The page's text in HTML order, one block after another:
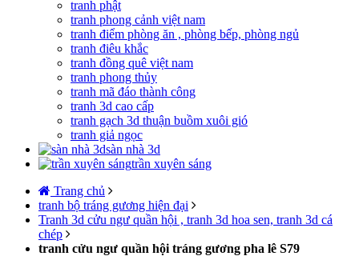
tranh phật
tranh phong cảnh việt nam
tranh điểm phòng ăn , phòng bếp, phòng ngủ
tranh điêu khắc
tranh đồng quê việt nam
tranh phong thủy
tranh mã đáo thành công
tranh 3d cao cấp
tranh gạch 3d thuận buồm xuôi gió
tranh giả ngọc
sàn nhà 3d
trần xuyên sáng
Trang chủ
tranh bộ tráng gương hiện đại
Tranh 3d cửu ngư quần hội , tranh 3d hoa sen, tranh 3d cá
chép
tranh cửu ngư quần hội tráng gương pha lê S79